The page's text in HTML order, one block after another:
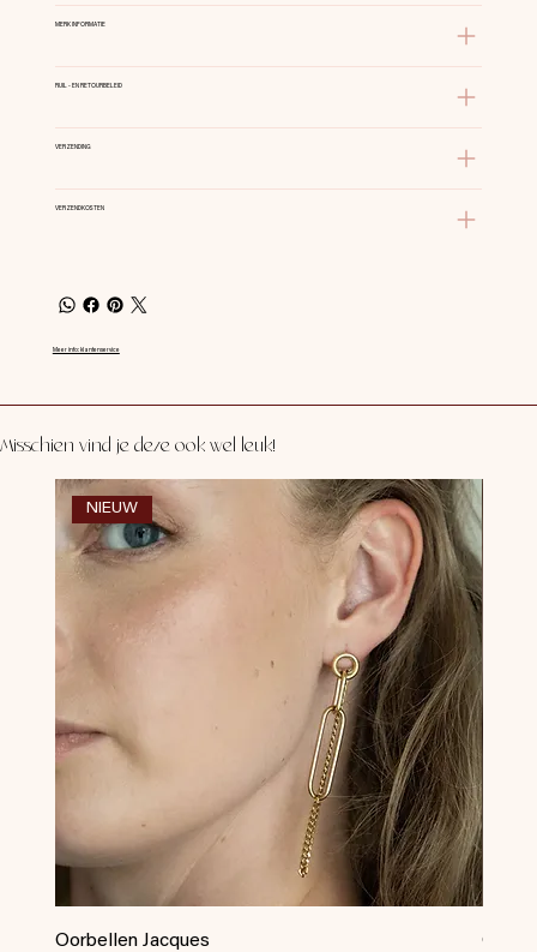
MERK INFORMATIE
RUIL - EN RETOURBELEID
VERZENDING
VERZENDKOSTEN
Meer info: klantenservice
Misschien vind je deze ook wel leuk!
NIEUW
Oorbellen Jacques